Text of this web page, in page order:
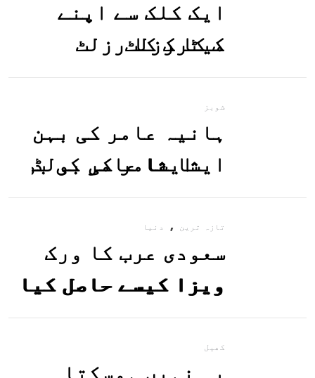
ایک کلک سے اپنے
میٹرک کا رزلٹ
معلوم کریں
شوبز
ہانیہ عامر کی بہن
ایشا عامر کی بولڈ
تصاویر وائرل ہو
گئیں
تازہ ترین , دنیا
سعودی عرب کا ورک
ویزا کیسے حاصل کیا
جاسکتا ہے؟جانیے
کھیل
یہ نہیں ہوسکتا